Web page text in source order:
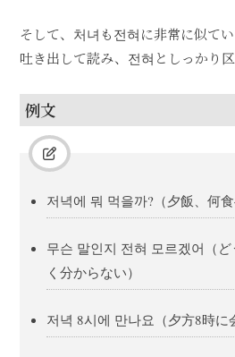
そして、처녀も전혀に非常に似て
吐き出して読み、전혀としっかり
例文
저녁에 뭐 먹을까?（夕飯、何食
무슨 말인지 전혀 모르겠어（
く分からない）
저녁 8시에 만나요（夕方8時に